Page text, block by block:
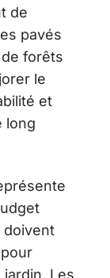
de
pavés
forêts
le
et
long
doivent
Les